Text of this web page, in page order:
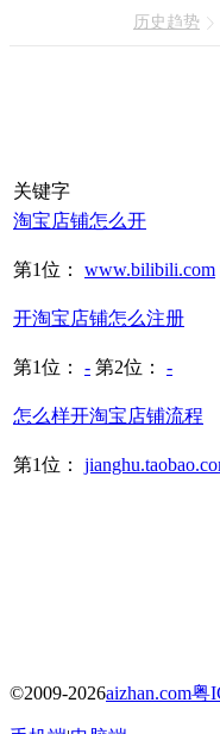
历史趋势
关键字
淘宝店铺怎么开
第1位： www.bilibili.com
开淘宝店铺怎么注册
第1位： - 第2位： -
怎么样开淘宝店铺流程
第1位：
©2009-2026aizhan.com粤